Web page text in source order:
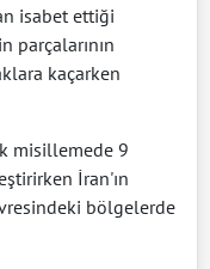
isabet ettiği
parçalarının
kaçarken
misillemede 9
İran'ın
bölgelerde